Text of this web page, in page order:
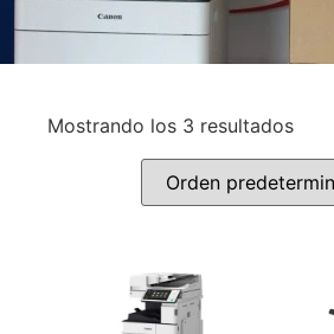
Mostrando los 3 resultados